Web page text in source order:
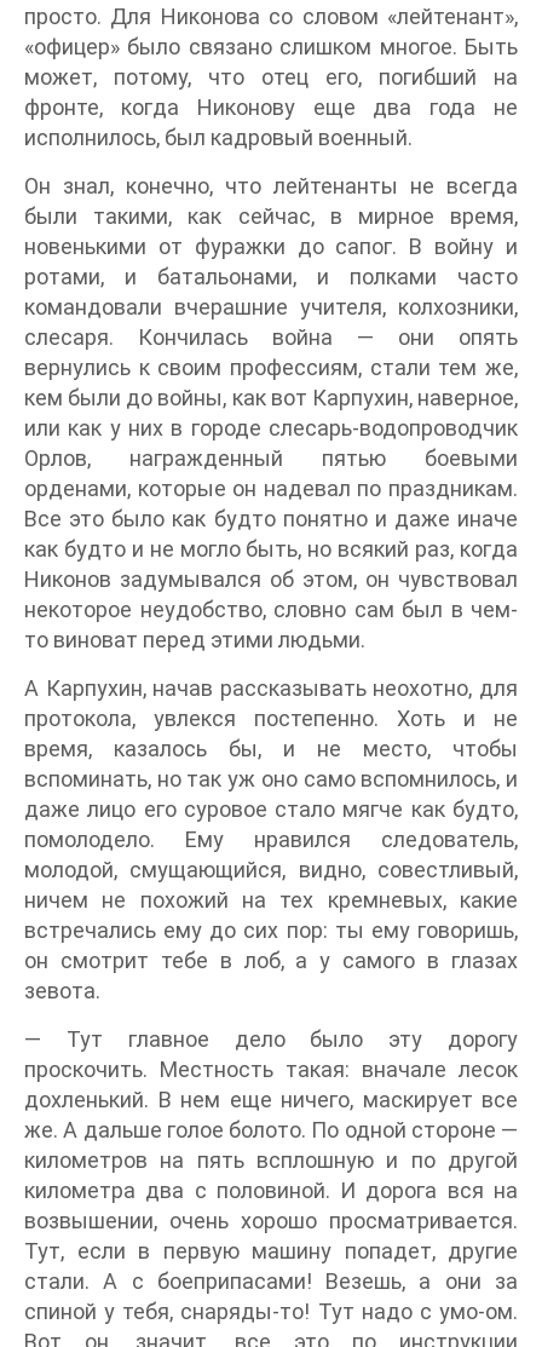
просто. Для Никонова со словом «лейтенант»,
«офицер» было связано слишком многое. Быть
может, потому, что отец его, погибший на
фронте, когда Никонову еще два года не
исполнилось, был кадровый военный.
Он знал, конечно, что лейтенанты не всегда
были такими, как сейчас, в мирное время,
новенькими от фуражки до сапог. В войну и
ротами, и батальонами, и полками часто
командовали вчерашние учителя, колхозники,
слесаря. Кончилась война — они опять
вернулись к своим профессиям, стали тем же,
кем были до войны, как вот Карпухин, наверное,
или как у них в городе слесарь-водопроводчик
Орлов, награжденный пятью боевыми
орденами, которые он надевал по праздникам.
Все это было как будто понятно и даже иначе
как будто и не могло быть, но всякий раз, когда
Никонов задумывался об этом, он чувствовал
некоторое неудобство, словно сам был в чем-
то виноват перед этими людьми.
А Карпухин, начав рассказывать неохотно, для
протокола, увлекся постепенно. Хоть и не
время, казалось бы, и не место, чтобы
вспоминать, но так уж оно само вспомнилось, и
даже лицо его суровое стало мягче как будто,
помолодело. Ему нравился следователь,
молодой, смущающийся, видно, совестливый,
ничем не похожий на тех кремневых, какие
встречались ему до сих пор: ты ему говоришь,
он смотрит тебе в лоб, а у самого в глазах
зевота.
— Тут главное дело было эту дорогу
проскочить. Местность такая: вначале лесок
дохленький. В нем еще ничего, маскирует все
же. А дальше голое болото. По одной стороне —
километров на пять всплошную и по другой
километра два с половиной. И дорога вся на
возвышении, очень хорошо просматривается.
Тут, если в первую машину попадет, другие
стали. А с боеприпасами! Везешь, а они за
спиной у тебя, снаряды-то! Тут надо с умо-ом.
Вот он, значит, все это по инструкции